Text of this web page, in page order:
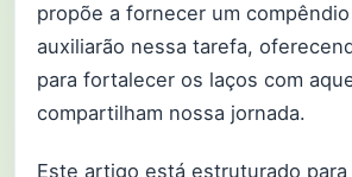
propõe a fornecer um
auxiliarão nessa tarefa,
para fortalecer os laços com
compartilham nossa jornada.
Este artigo está estruturado para